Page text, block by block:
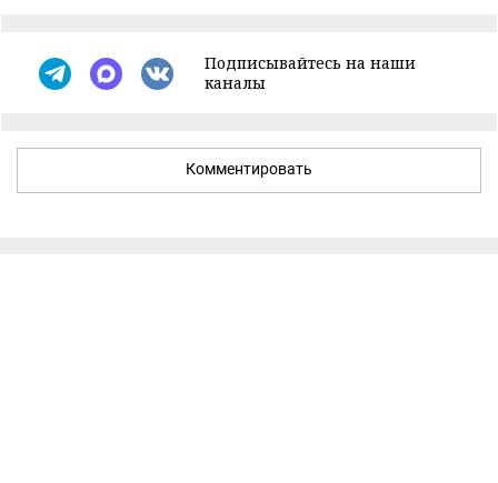
Подписывайтесь на наши
каналы
Комментировать